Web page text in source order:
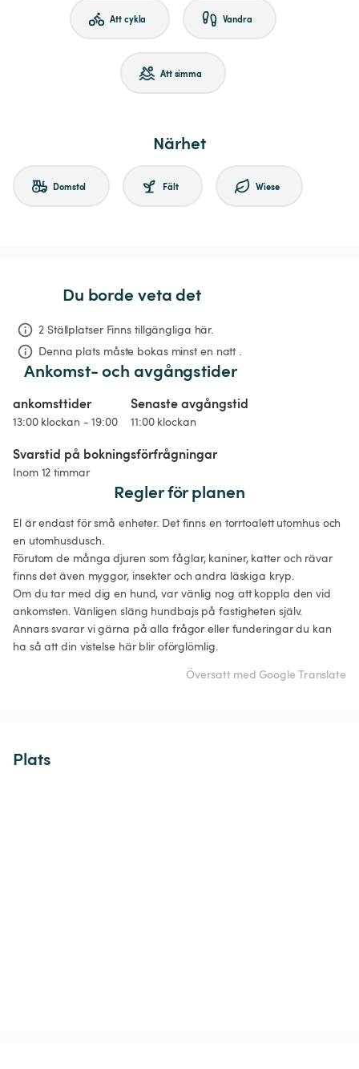
Att cykla Vandra
Att simma
Närhet
Domstol Fält Wiese
Du borde veta det
2 Ställplatser Finns tillgängliga här.
Denna plats måste bokas minst en natt .
Ankomst- och avgångstider
ankomsttider
13:00 klockan - 19:00
Senaste avgångstid
11:00 klockan
Svarstid på bokningsförfrågningar
Inom 12 timmar
Regler för planen
El är endast för små enheter. Det finns en torrtoalett utomhus och
en utomhusdusch.
Förutom de många djuren som fåglar, kaniner, katter och rävar
finns det även myggor, insekter och andra läskiga kryp.
Om du tar med dig en hund, var vänlig nog att koppla den vid
ankomsten. Vänligen släng hundbajs på fastigheten själv.
Annars svarar vi gärna på alla frågor eller funderingar du kan
ha så att din vistelse här blir oförglömlig.
Översatt med Google Translate
Plats